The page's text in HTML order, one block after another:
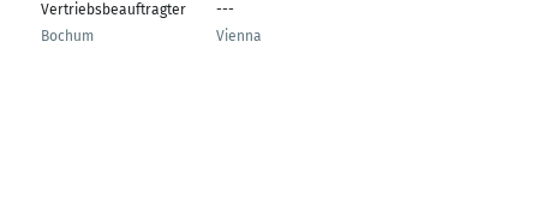
Vertriebsbeauftragter
Bochum
---
Vienna